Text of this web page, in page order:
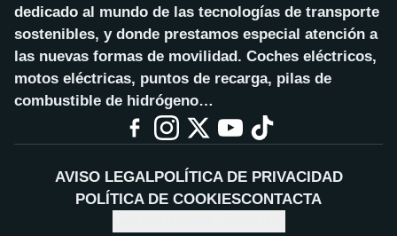
dedicado al mundo de las tecnologías de transporte
sostenibles, y donde prestamos especial atención a
las nuevas formas de movilidad. Coches eléctricos,
motos eléctricas, puntos de recarga, pilas de
combustible de hidrógeno…
AVISO LEGALPOLÍTICA DE PRIVACIDAD
POLÍTICA DE COOKIESCONTACTA